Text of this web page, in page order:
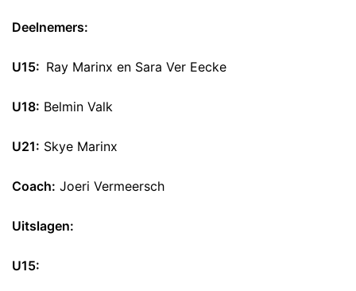
Deelnemers:
U15: Ray Marinx en Sara Ver Eecke
U18: Belmin Valk
U21: Skye Marinx
Coach: Joeri Vermeersch
Uitslagen:
U15: